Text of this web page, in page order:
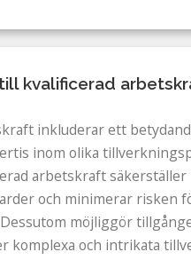
kvalificerad
inkluderar ett
inom olika
arbetskraft säkerställer
och minimerar risken
möjliggör
komplexa och intrikata